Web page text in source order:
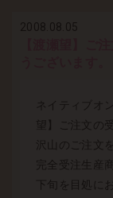
2008.08.05
ネイティブオ
望】ご注文の
沢山のご注文
完全受注生産
下旬を目処に